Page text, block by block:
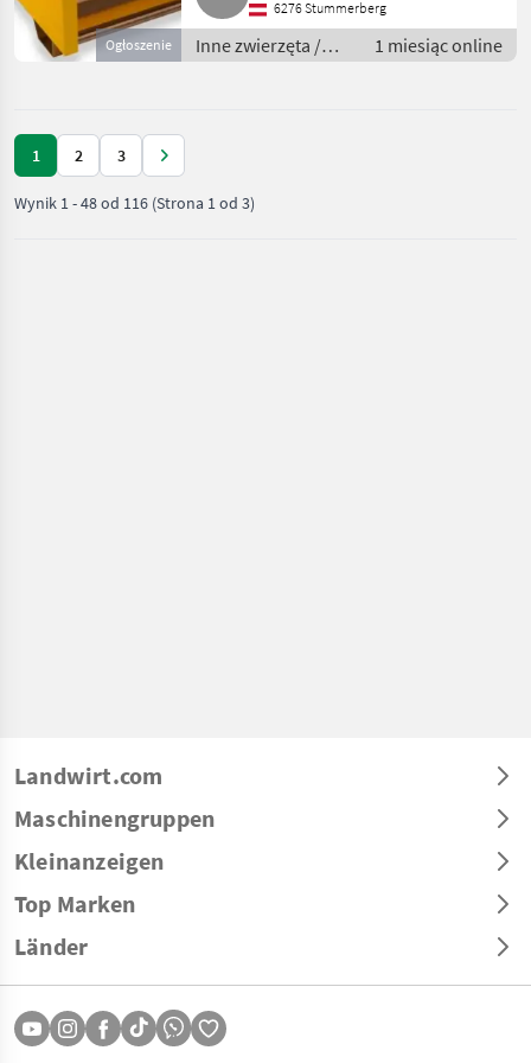
Ogłoszenie
6276 Stummerberg
Inne zwierzęta /
Pszczoły i
1 miesiąc online
1 2 3
Wynik 1-48od 116 (Strona 1 od 3)
Landwirt.com
Maschinengruppen
Kleinanzeigen
Top Marken
Länder